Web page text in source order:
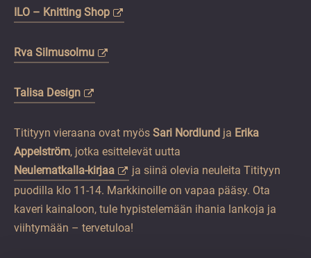
ILO – Knitting Shop
Rva Silmusolmu
Talisa Design
Titityyn vieraana ovat myös Sari Nordlund ja Erika
Appelström, jotka esittelevät uutta
Neulematkalla-kirjaa
ja siinä olevia neuleita Titityyn
puodilla klo 11-14. Markkinoille on vapaa pääsy. Ota
kaveri kainaloon, tule hypistelemään ihania lankoja ja
viihtymään – tervetuloa!